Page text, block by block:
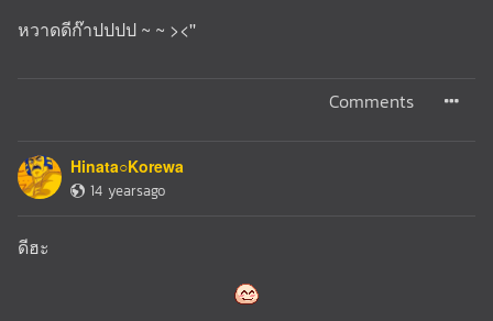
หวาดดีก๊าปปปป ~ ~ ><''
Comments
Hinata○Korewa
14 yearsago
ดีฮะ